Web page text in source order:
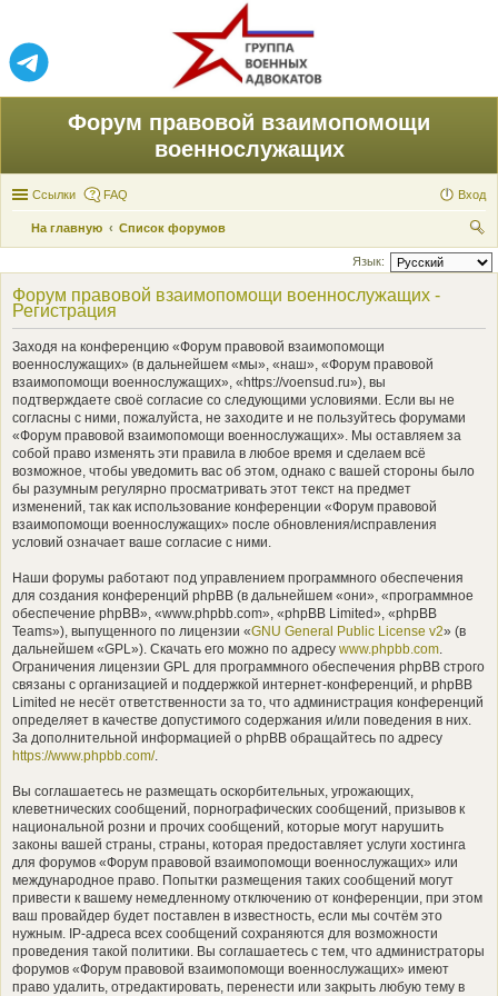
Форум правовой взаимопомощи
военнослужащих
Ссылки FAQ Вход
На главную
Список форумов
ои
Язык:
Форум правовой взаимопомощи военнослужащих -
Регистрация
Заходя на конференцию «Форум правовой взаимопомощи
военнослужащих» (в дальнейшем «мы», «наш», «Форум правовой
взаимопомощи военнослужащих», «https://voensud.ru»), вы
подтверждаете своё согласие со следующими условиями. Если вы не
согласны с ними, пожалуйста, не заходите и не пользуйтесь форумами
«Форум правовой взаимопомощи военнослужащих». Мы оставляем за
собой право изменять эти правила в любое время и сделаем всё
возможное, чтобы уведомить вас об этом, однако с вашей стороны было
бы разумным регулярно просматривать этот текст на предмет
изменений, так как использование конференции «Форум правовой
взаимопомощи военнослужащих» после обновления/исправления
условий означает ваше согласие с ними.
Наши форумы работают под управлением программного обеспечения
для создания конференций phpBB (в дальнейшем «они», «программное
обеспечение phpBB», «www.phpbb.com», «phpBB Limited», «phpBB
Teams»), выпущенного по лицензии «GNU General Public License v2» (в
дальнейшем «GPL»). Скачать его можно по адресу www.phpbb.com.
Ограничения лицензии GPL для программного обеспечения phpBB строго
связаны с организацией и поддержкой интернет-конференций, и phpBB
Limited не несёт ответственности за то, что администрация конференций
определяет в качестве допустимого содержания и/или поведения в них.
За дополнительной информацией о phpBB обращайтесь по адресу
https://www.phpbb.com/.
Вы соглашаетесь не размещать оскорбительных, угрожающих,
клеветнических сообщений, порнографических сообщений, призывов к
национальной розни и прочих сообщений, которые могут нарушить
законы вашей страны, страны, которая предоставляет услуги хостинга
для форумов «Форум правовой взаимопомощи военнослужащих» или
международное право. Попытки размещения таких сообщений могут
привести к вашему немедленному отключению от конференции, при этом
ваш провайдер будет поставлен в известность, если мы сочтём это
нужным. IP-адреса всех сообщений сохраняются для возможности
проведения такой политики. Вы соглашаетесь с тем, что администраторы
форумов «Форум правовой взаимопомощи военнослужащих» имеют
право удалить, отредактировать, перенести или закрыть любую тему в